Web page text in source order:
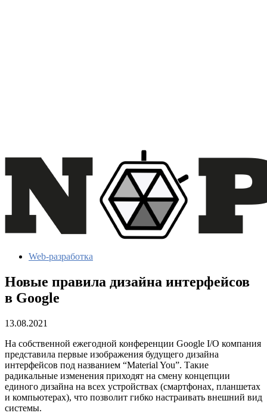
Web-разработка
Новые правила дизайна интерфейсов
в Google
13.08.2021
На собственной ежегодной конференции Google I/O компания
представила первые изображения будущего дизайна
интерфейсов под названием “Material You”. Такие
радикальные изменения приходят на смену концепции
единого дизайна на всех устройствах (смартфонах, планшетах
и компьютерах), что позволит гибко настраивать внешний вид
системы.